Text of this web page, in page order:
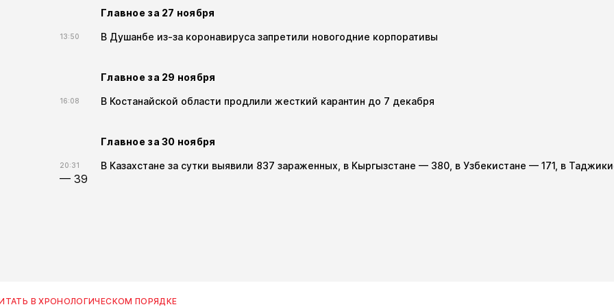
Главное за 27 ноября
13:50 В Душанбе из-за коронавируса запретили новогодние корпоративы
Главное за 29 ноября
16:08 В Костанайской области продлили жесткий карантин до 7 декабря
Главное за 30 ноября
20:31 В Казахстане за сутки выявили 837 зараженных, в Кыргызстане — 380, в Узбекистане — 171, в
— 39
В ХРОНОЛОГИЧЕСКОМ ПОРЯДКЕ